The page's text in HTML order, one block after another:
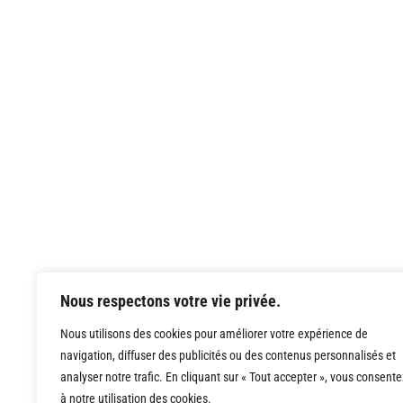
Nous respectons votre vie privée.
Nous utilisons des cookies pour améliorer votre expérience de
navigation, diffuser des publicités ou des contenus personnalisés et
analyser notre trafic. En cliquant sur « Tout accepter », vous
à notre utilisation des cookies.